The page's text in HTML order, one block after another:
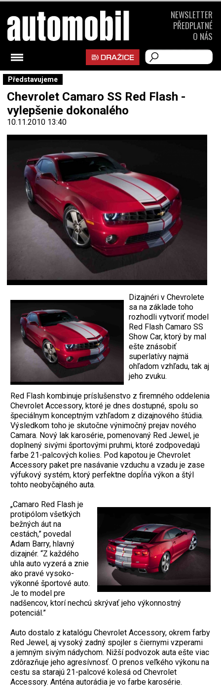
Představujeme
Chevrolet Camaro SS Red Flash -
vylepšenie dokonalého
10.11.2010 13:40
Dizajnéri v Chevrolete
sa na základe toho
rozhodli vytvoriť model
Red Flash Camaro SS
Show Car, ktorý by mal
ešte znásobiť
superlatívy najmä
ohľadom vzhľadu, tak aj
jeho zvuku.
Red Flash kombinuje príslušenstvo z firemného oddelenia
Chevrolet Accessory, ktoré je dnes dostupné, spolu so
špeciálnym konceptným vzhľadom z dizajnového štúdia.
Výsledkom toho je skutočne výnimočný prejav nového
Camara. Nový lak karosérie, pomenovaný Red Jewel, je
doplnený sivými športovými pruhmi, ktoré zodpovedajú
farbe 21-palcových kolies. Pod kapotou je Chevrolet
Accessory paket pre nasávanie vzduchu a vzadu je zase
výfukový systém, ktorý perfektne dopĺňa výkon a štýl
tohto neobyčajného auta.
„Camaro Red Flash je
protipólom všetkých
bežných áut na
cestách,” povedal
Adam Barry, hlavný
dizajnér. “Z každého
uhla auto vyzerá a znie
ako pravé vysoko-
výkonné športové auto.
Je to model pre
nadšencov, ktorí nechcú skrývať jeho výkonnostný
potenciál.”
Auto dostalo z katalógu Chevrolet Accessory, okrem farby
Red Jewel, aj vysoký zadný spojler s čiernymi vzperami
a jemným sivým nádychom. Nižší podvozok auta ešte viac
zdôrazňuje jeho agresívnosť. O prenos veľkého výkonu na
cestu sa starajú 21-palcové kolesá od Chevrolet
Accessory. Anténa autorádia je vo farbe karosérie.
NEWSLETTER
PŘEDPLATNÉ
O NÁS